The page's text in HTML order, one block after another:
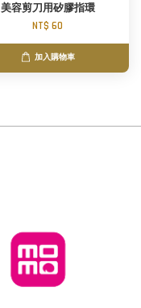
美容剪刀用矽膠指環
NT$ 60
加入購物車